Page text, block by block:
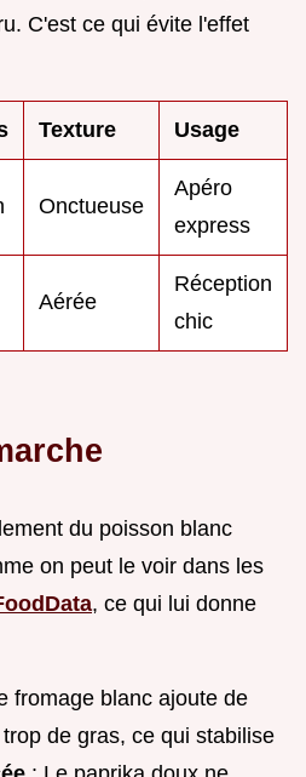
C'est ce qui évite l'effet
Texture Usage
Onctueuse
Apéro
express
Aérée
Réception
chic
du poisson blanc
on peut le voir dans les
, ce qui lui donne
fromage blanc ajoute de
de gras, ce qui stabilise